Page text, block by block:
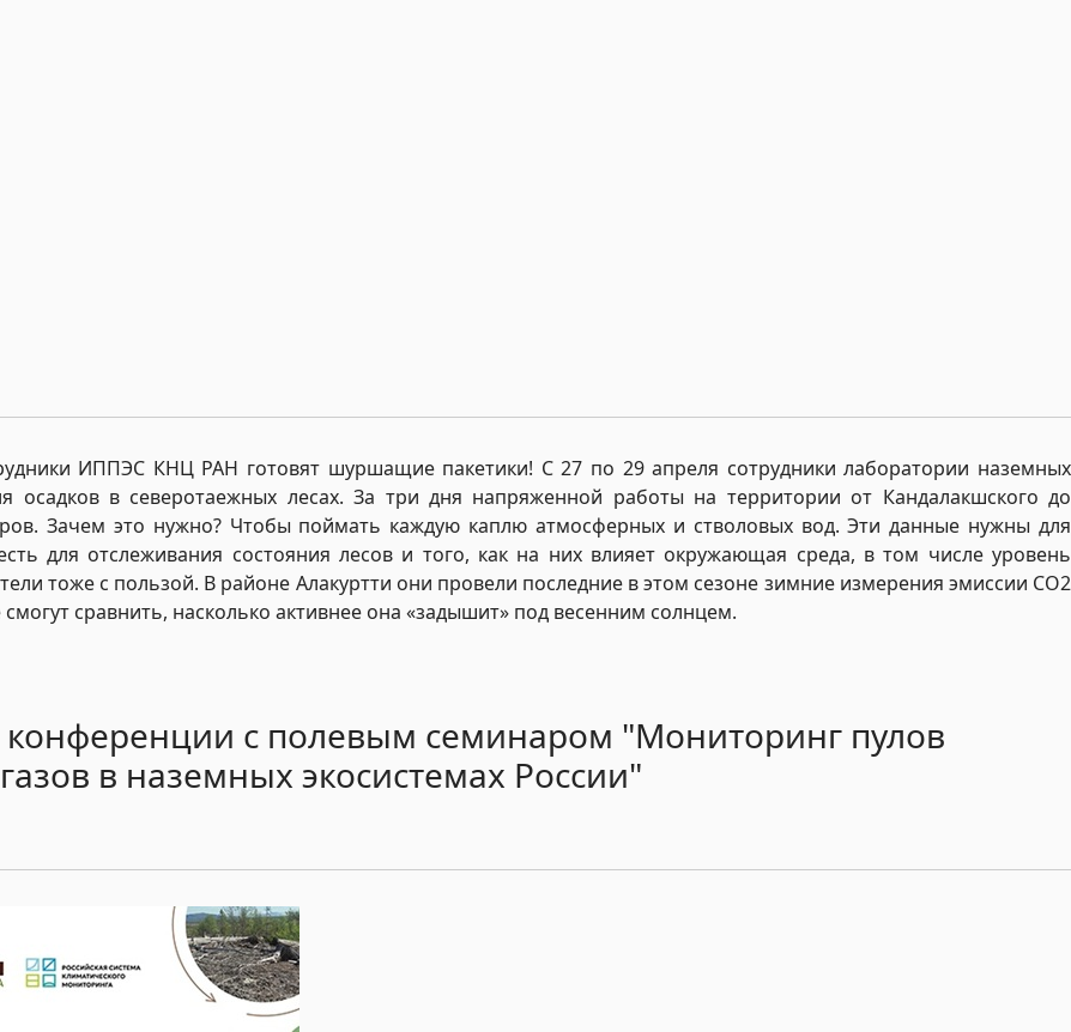
ИППЭС КНЦ РАН готовят шуршащие пакетики! С 27 по 29 апреля сотрудники лаборатории наземных
осадков в северотаежных лесах. За три дня напряженной работы на территории от Кандалакшского до
Зачем это нужно? Чтобы поймать каждую каплю атмосферных и стволовых вод. Эти данные нужны для
для отслеживания состояния лесов и того, как на них влияет окружающая среда, в том числе уровень
тоже с пользой. В районе Алакуртти они провели последние в этом сезоне зимние измерения эмиссии CO2
сравнить, насколько активнее она «задышит» под весенним солнцем.
с полевым семинаром "Мониторинг пулов
в наземных экосистемах России"